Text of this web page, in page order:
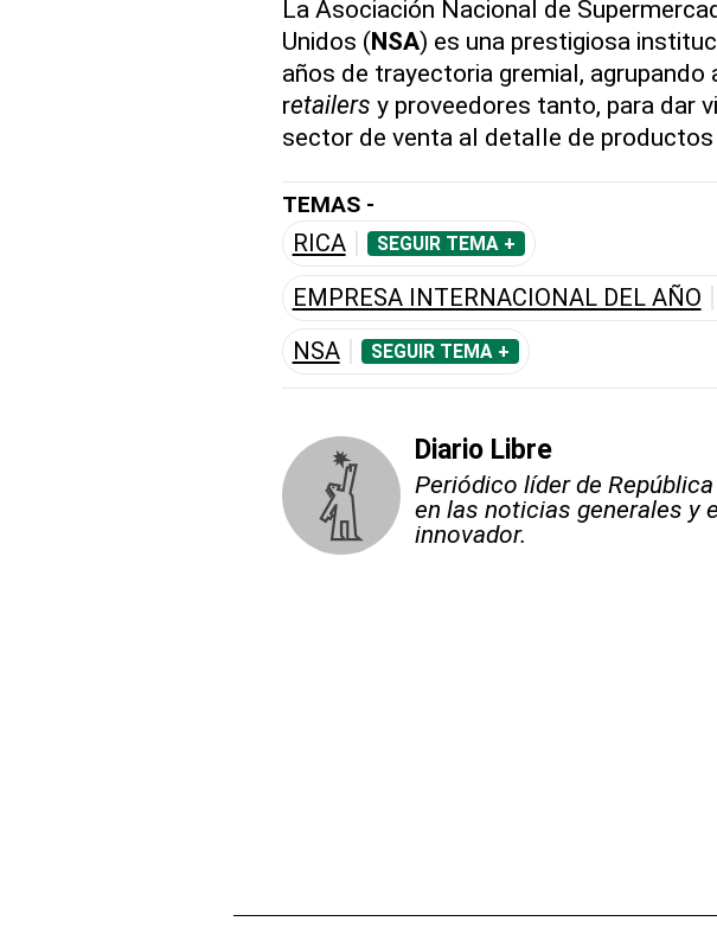
La Asociación Nacional de
Unidos (NSA) es una prestigiosa
años de trayectoria gremial, agrupando
retailers y proveedores tanto, para dar
sector de venta al detalle de
TEMAS -
RICA SEGUIR TEMA +
EMPRESA INTERNACIONAL DEL AÑO
NSA SEGUIR TEMA +
Diario Libre
Periódico líder de
en las noticias generales y
innovador.